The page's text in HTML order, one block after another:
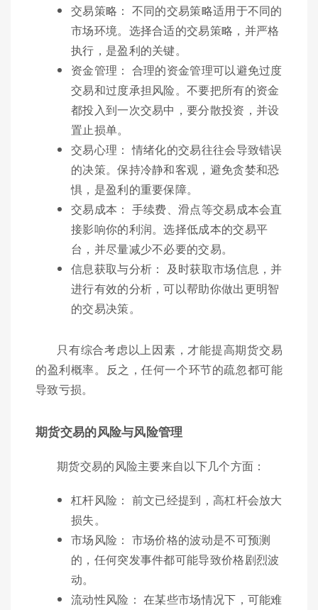
交易策略： 不同的交易策略适用于不同的
市场环境。选择合适的交易策略，并严格
执行，是盈利的关键。
资金管理： 合理的资金管理可以避免过度
交易和过度承担风险。不要把所有的资金
都投入到一次交易中，要分散投资，并设
置止损单。
交易心理： 情绪化的交易往往会导致错误
的决策。保持冷静和客观，避免贪婪和恐
惧，是盈利的重要保障。
交易成本： 手续费、滑点等交易成本会直
接影响你的利润。选择低成本的交易平
台，并尽量减少不必要的交易。
信息获取与分析： 及时获取市场信息，并
进行有效的分析，可以帮助你做出更明智
的交易决策。
只有综合考虑以上因素，才能提高期货交易
的盈利概率。反之，任何一个环节的疏忽都可能
导致亏损。
期货交易的风险与风险管理
期货交易的风险主要来自以下几个方面：
杠杆风险： 前文已经提到，高杠杆会放大
损失。
市场风险： 市场价格的波动是不可预测
的，任何突发事件都可能导致价格剧烈波
动。
流动性风险： 在某些市场情况下，可能难